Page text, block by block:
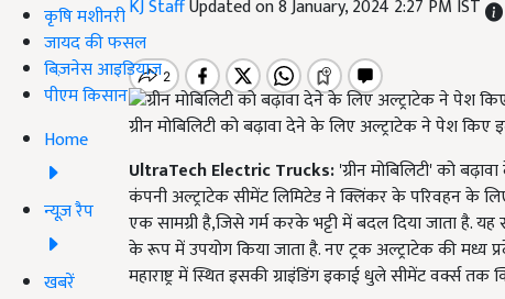
कृषि मशीनरी
जायद की फसल
बिज़नेस आइडियाज
पीएम किसान
Home
न्यूज़ रैप
खबरें
KJ StaffUpdated on 8 January, 2024 2:27 PM IST
ग्रीन मोबिलिटी को बढ़ावा देने के लिए अल्ट्राटेक ने पेश किए
UltraTech Electric Trucks:'ग्रीन मोबिलिटी' को
कंपनी अल्ट्राटेक सीमेंट लिमिटेड ने क्लिंकर के परिवहन के
एक सामग्री है,जिसे गर्म करके भट्टी में बदल दिया जाता है.
के रूप में उपयोग किया जाता है. नए ट्रक अल्ट्राटेक की मध्य
महाराष्ट्र में स्थित इसकी ग्राइंडिंग इकाई धुले सीमेंट वर्क्स